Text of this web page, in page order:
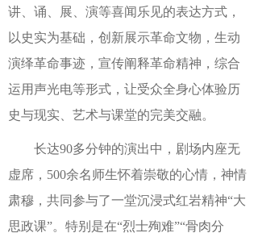
讲、诵、展、演等喜闻乐见的表达方式，
以史实为基础，创新展示革命文物，生动
演绎革命事迹，宣传阐释革命精神，综合
运用声光电等形式，让受众全身心体验历
史与现实、艺术与课堂的完美交融。
长达90多分钟的演出中，剧场内座无
虚席，500余名师生怀着崇敬的心情， 神情
肃穆，共同参与了一堂沉浸式红岩精神“大
思政课”。特别是在“烈士殉难”“骨肉分